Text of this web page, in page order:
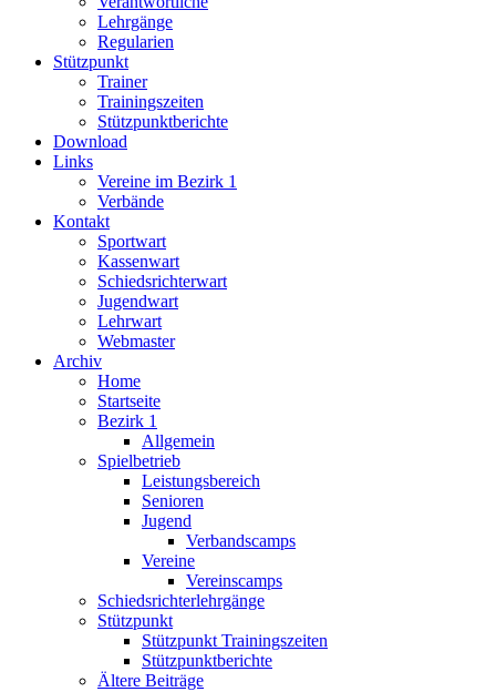
Lehrgänge
Regularien
Stützpunkt
Trainer
Trainingszeiten
Stützpunktberichte
Download
Links
Vereine im Bezirk 1
Verbände
Kontakt
Sportwart
Kassenwart
Schiedsrichterwart
Jugendwart
Lehrwart
Webmaster
Archiv
Home
Startseite
Bezirk 1
Allgemein
Spielbetrieb
Leistungsbereich
Senioren
Jugend
Verbandscamps
Vereine
Vereinscamps
Schiedsrichterlehrgänge
Stützpunkt
Stützpunkt Trainingszeiten
Stützpunktberichte
Ältere Beiträge